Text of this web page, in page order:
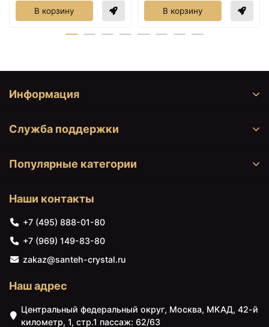
В корзину В корзину
Информация
Служба поддержки
Популярные категории
Наши контакты
+7 (495) 888-01-80
+7 (969) 149-83-80
zakaz@santeh-crystal.ru
Наш адрес
Центральный федеральный округ, Москва, МКАД, 42-й
километр, 1, стр.1 пассаж: 62/63